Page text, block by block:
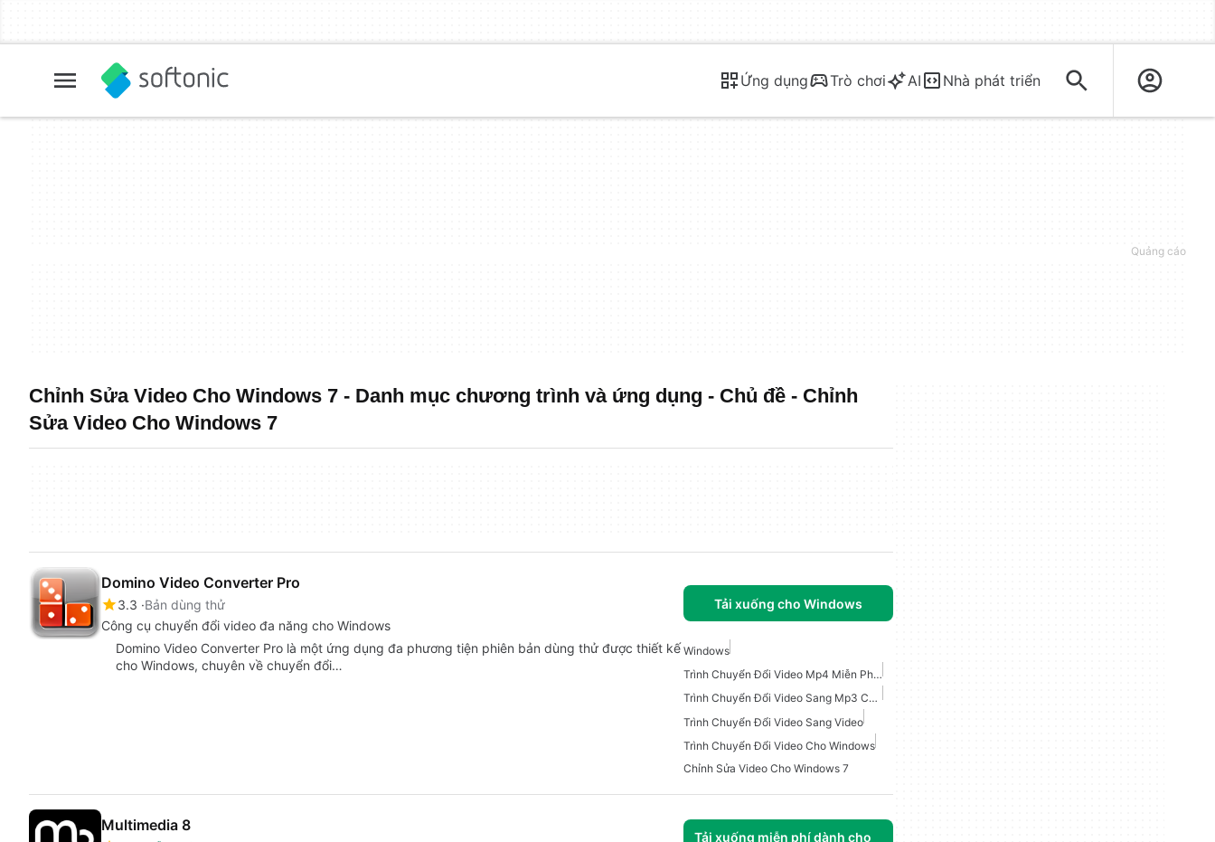
Ứng dụng Trò chơi AI Nhà phát triển
Chỉnh Sửa Video Cho Windows 7 - Danh mục chương trình và ứng dụng - Chủ đề - Chỉnh
Sửa Video Cho Windows 7
Domino Video Converter Pro
3.3 Bản dùng thử
Công cụ chuyển đổi video đa năng cho Windows
Tải xuống cho Windows
Domino Video Converter Pro là một ứng dụng đa phương tiện phiên bản dùng thử được thiết kế
cho Windows, chuyên về chuyển đổi…
Windows
Trình Chuyển Đổi Video Mp4 Miễn Phí Cho Windows
Trình Chuyển Đổi Video Sang Mp3 Cho Windows
Trình Chuyển Đổi Video Sang Video
Trình Chuyển Đổi Video Cho Windows
Chỉnh Sửa Video Cho Windows 7
Multimedia 8
Tải xuống miễn phí dành cho